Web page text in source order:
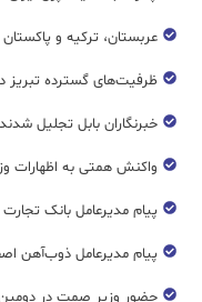
عربستان، ترکیه و پاکستان
ظرفیت‌های گسترده‌ تبریز
خبرنگاران بابل تجلیل شدند
واکنش همتی به اظهارات
پیام مدیرعامل بانک
پیام مدیرعامل ذوب‌آهن
حضور وزیر صمت در